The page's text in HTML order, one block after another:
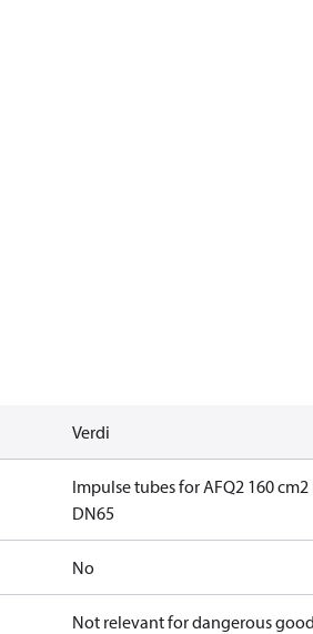
Verdi
Impulse tubes for AFQ2 160 cm2
DN65
No
Not relevant for dangerous